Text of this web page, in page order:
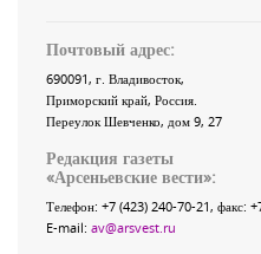
Почтовый адрес:
690091, г. Владивосток,
Приморский край, Россия
Переулок Шевченко, дом 9, 27
Редакция газеты
«Арсеньевские вести»:
Телефон: +7 (423) 240-70-21, факс:
E-mail: av@arsvest.ru